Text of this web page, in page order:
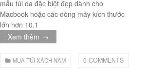
mẫu túi da đặc biệt đẹp dành cho
Macbook hoặc các dòng máy kích thước
lớn hơn 10.1
Xem thêm →
MUA TÚI XÁCH NAM 0 COMMENTS